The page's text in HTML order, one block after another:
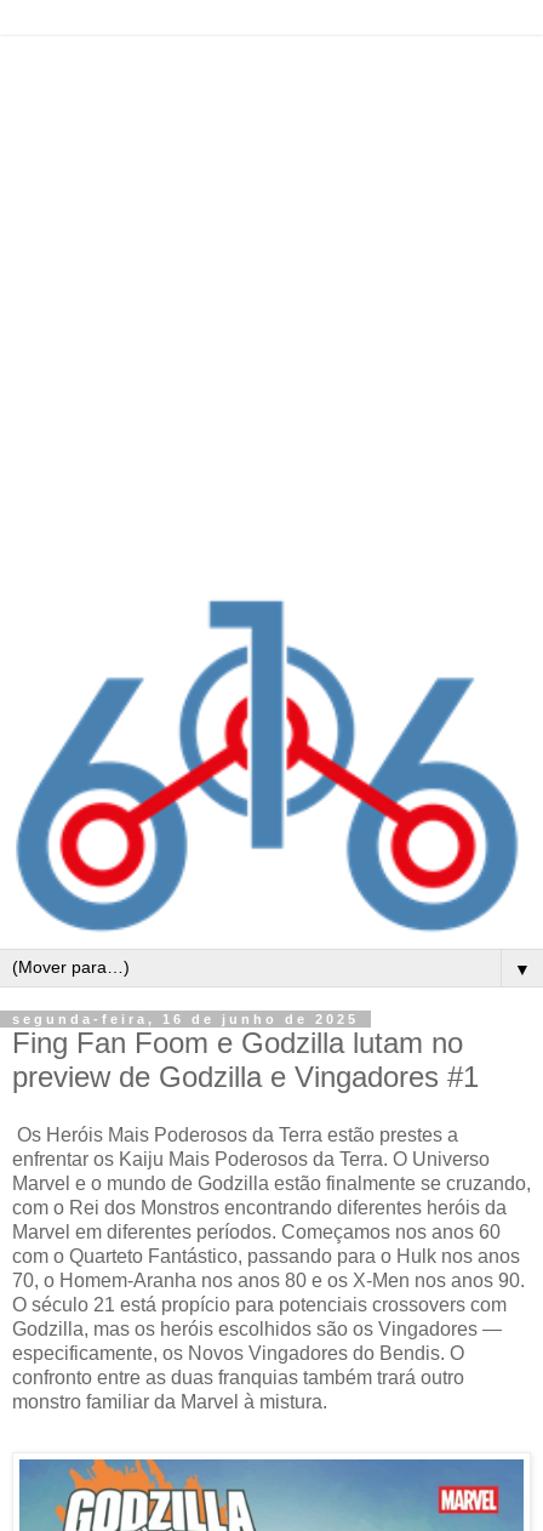
▼
segunda-feira, 16 de junho de 2025
Fing Fan Foom e Godzilla lutam no
preview de Godzilla e Vingadores #1
Os Heróis Mais Poderosos da Terra estão prestes a
enfrentar os Kaiju Mais Poderosos da Terra. O Universo
Marvel e o mundo de Godzilla estão finalmente se cruzando,
com o Rei dos Monstros encontrando diferentes heróis da
Marvel em diferentes períodos. Começamos nos anos 60
com o Quarteto Fantástico, passando para o Hulk nos anos
70, o Homem-Aranha nos anos 80 e os X-Men nos anos 90.
O século 21 está propício para potenciais crossovers com
Godzilla, mas os heróis escolhidos são os Vingadores —
especificamente, os Novos Vingadores do Bendis. O
confronto entre as duas franquias também trará outro
monstro familiar da Marvel à mistura.